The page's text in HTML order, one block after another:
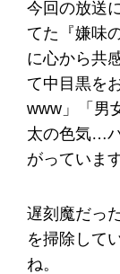
今回の放送
てた『嫌味
に心から共
て中目黒を
www」「男
太の色気…
がっています
遅刻魔だっ
を掃除して
ね。